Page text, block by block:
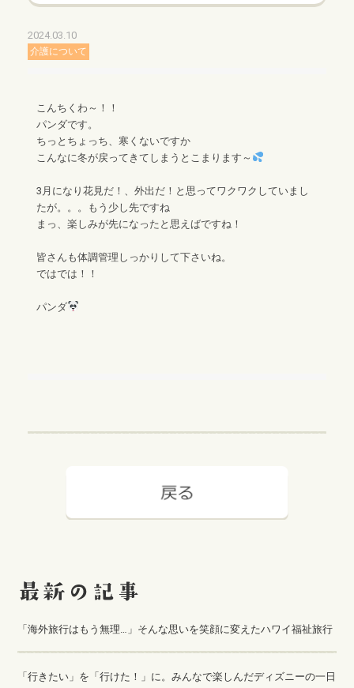
2024.03.10
介護について
こんちくわ～！！
パンダです。
ちっとちょっち、寒くないですか
こんなに冬が戻ってきてしまうとこまります～
3月になり花見だ！、外出だ！と思ってワクワクしていまし
たが。。。もう少し先ですね
まっ、楽しみが先になったと思えばですね！
皆さんも体調管理しっかりして下さいね。
ではでは！！
パンダ
「海外旅行はもう無理…」そんな思いを笑顔に変えたハワイ福祉旅行
「行きたい」を「行けた！」に。みんなで楽しんだディズニーの一日